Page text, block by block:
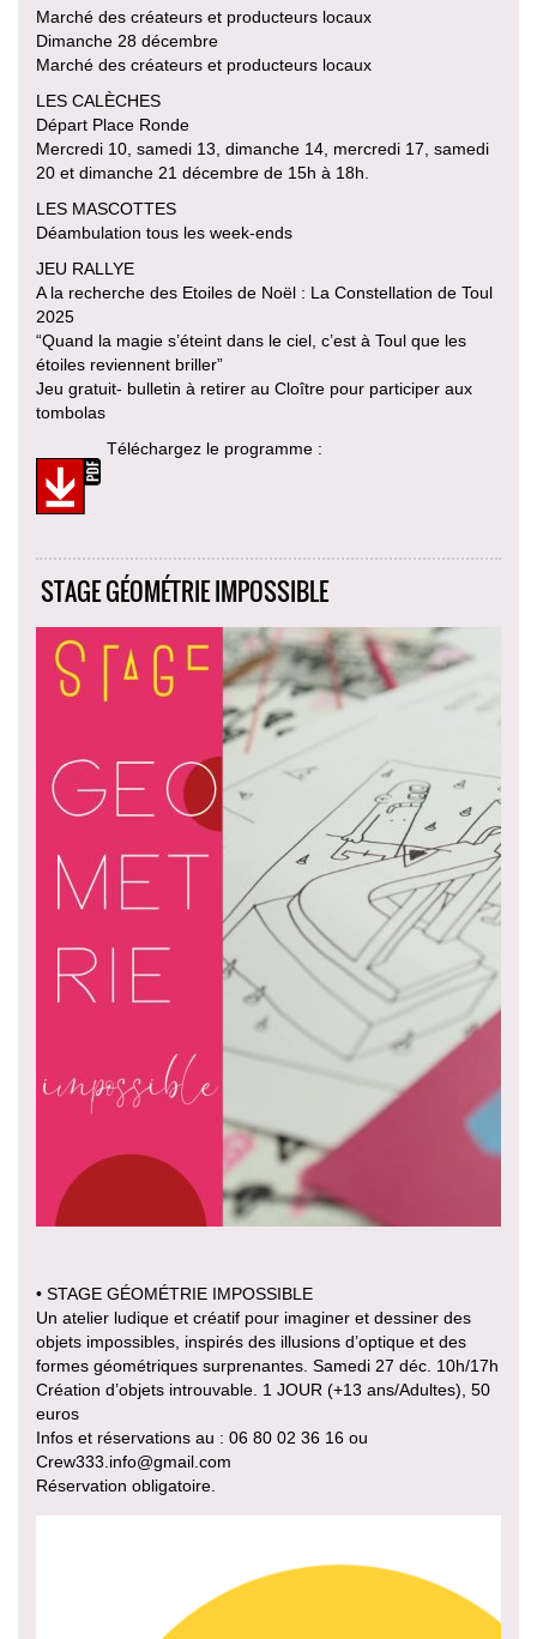
Marché des créateurs et producteurs locaux
Dimanche 28 décembre
Marché des créateurs et producteurs locaux
LES CALÈCHES
Départ Place Ronde
Mercredi 10, samedi 13, dimanche 14, mercredi 17, samedi
20 et dimanche 21 décembre de 15h à 18h.
LES MASCOTTES
Déambulation tous les week-ends
JEU RALLYE
A la recherche des Etoiles de Noël : La Constellation de Toul
2025
“Quand la magie s’éteint dans le ciel, c’est à Toul que les
étoiles reviennent briller”
Jeu gratuit- bulletin à retirer au Cloître pour participer aux
tombolas
Téléchargez le programme :
STAGE GÉOMÉTRIE IMPOSSIBLE
• STAGE GÉOMÉTRIE IMPOSSIBLE
Un atelier ludique et créatif pour imaginer et dessiner des
objets impossibles, inspirés des illusions d’optique et des
formes géométriques surprenantes. Samedi 27 déc. 10h/17h
Création d’objets introuvable. 1 JOUR (+13 ans/Adultes), 50
euros
Infos et réservations au : 06 80 02 36 16 ou
Crew333.info@gmail.com
Réservation obligatoire.